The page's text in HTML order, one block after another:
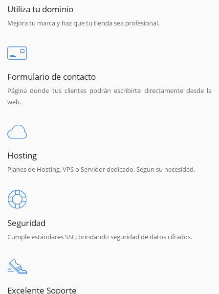
Utiliza tu dominio
Mejora tu marca y haz que tu tienda sea profesional.
Formulario de contacto
Página donde tus clientes podrán escribirte directamente desde la
web.
Hosting
Planes de Hosting, VPS o Servidor dedicado. Segun su necesidad.
Seguridad
Cumple estándares SSL, brindando seguridad de datos cifrados.
Excelente Soporte